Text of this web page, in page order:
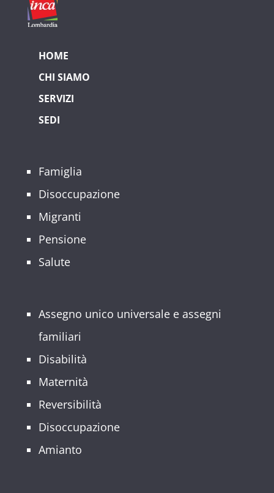
HOME
CHI SIAMO
SERVIZI
SEDI
Famiglia
Disoccupazione
Migranti
Pensione
Salute
Assegno unico universale e assegni
familiari
Disabilità
Maternità
Reversibilità
Disoccupazione
Amianto